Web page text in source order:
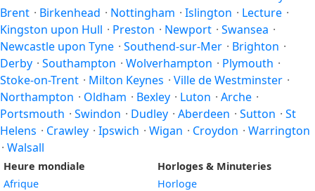
Brent · Birkenhead · Nottingham · Islington · Lecture ·
Kingston upon Hull · Preston · Newport · Swansea ·
Newcastle upon Tyne · Southend-sur-Mer · Brighton ·
Derby · Southampton · Wolverhampton · Plymouth ·
Stoke-on-Trent · Milton Keynes · Ville de Westminster ·
Northampton · Oldham · Bexley · Luton · Arche ·
Portsmouth · Swindon · Dudley · Aberdeen · Sutton · St
Helens · Crawley · Ipswich · Wigan · Croydon · Warrington
· Walsall
Heure mondiale
Afrique
Horloges & Minuteries
Horloge